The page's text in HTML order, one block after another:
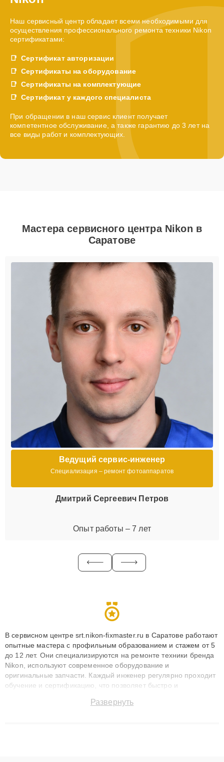
Наш сервисный центр обладает всеми необходимыми для
осуществления профессионального ремонта техники Nikon
сертификатами:
Сертификат авторизации
Сертификаты на оборудование
Сертификаты на комплектующие
Сертификат у каждого специалиста
При обращении в наш сервис клиент получает
компетентное обслуживание, а также гарантию до 3 лет на
все виды работ и комплектующих.
Мастера сервисного центра Nikon в
Саратове
Ведущий сервис-инженер
Специализация – ремонт фотоаппаратов
Дмитрий Сергеевич Петров
Опыт работы – 7 лет
В сервисном центре srt.nikon-fixmaster.ru в Саратове работают
опытные мастера с профильным образованием и стажем от 5
до 12 лет. Они специализируются на ремонте техники бренда
Nikon, используют современное оборудование и
оригинальные запчасти. Каждый инженер регулярно проходит
обучение и сертификацию, что позволяет быстро и
сохранением гарантии до 3 лет. Наши мастера решают
Развернуть